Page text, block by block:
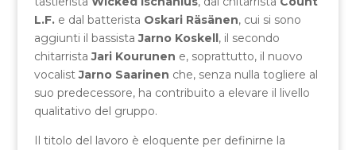
L.F.e dal batterista Oskari Räsänen, cui si sono
aggiunti il bassistaJarno Koskell, il secondo
chitarristaJari Kourunen e, soprattutto, il nuovo
vocalistJarno Saarinen che, senza nulla togliere al
suo predecessore, ha contribuito a elevare il livello
qualitativo del gruppo.
Il titolo del lavoro è eloquente per definirne la